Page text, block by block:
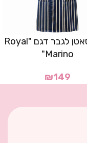
חלוק סאטן לגבר דגם "Royal
Marino"
₪149